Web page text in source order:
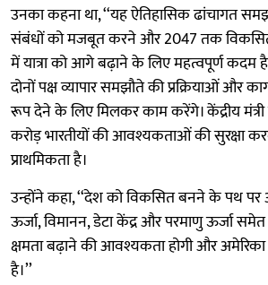
उनका कहना था, ‘‘यह ऐतिहासिक ढांचागत
संबंधों को मजबूत करने और 2047 तक विकसित
में यात्रा को आगे बढ़ाने के लिए महत्वपूर्ण कदम
दोनों पक्ष व्यापार समझौते की प्रक्रियाओं और
रूप देने के लिए मिलकर काम करेंगे। केंद्रीय
करोड़ भारतीयों की आवश्यकताओं की सुरक्षा
प्राथमिकता है।
उन्होंने कहा, ‘‘देश को विकसित बनने के पथ
ऊर्जा, विमानन, डेटा केंद्र और परमाणु ऊर्जा समेत
क्षमता बढ़ाने की आवश्यकता होगी और अमेरिका
है।’’